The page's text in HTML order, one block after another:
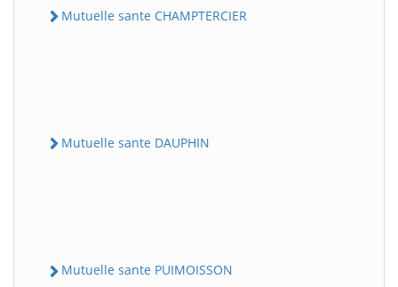
Mutuelle sante CHAMPTERCIER
Mutuelle sante DAUPHIN
Mutuelle sante PUIMOISSON